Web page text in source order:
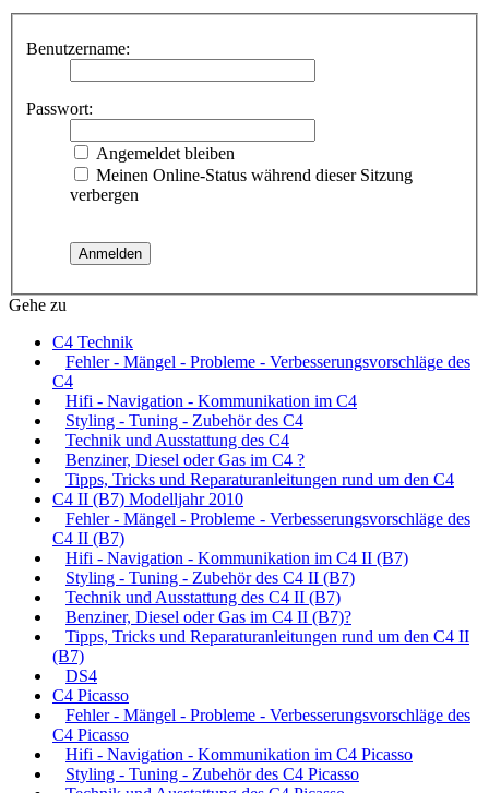
Benutzername:
Passwort:
Angemeldet bleiben
Meinen Online-Status während dieser Sitzung
verbergen
Gehe zu
C4 Technik
Fehler - Mängel - Probleme - Verbesserungsvorschläge des
C4
Hifi - Navigation - Kommunikation im C4
Styling - Tuning - Zubehör des C4
Technik und Ausstattung des C4
Benziner, Diesel oder Gas im C4 ?
Tipps, Tricks und Reparaturanleitungen rund um den C4
C4 II (B7) Modelljahr 2010
Fehler - Mängel - Probleme - Verbesserungsvorschläge des
C4 II (B7)
Hifi - Navigation - Kommunikation im C4 II (B7)
Styling - Tuning - Zubehör des C4 II (B7)
Technik und Ausstattung des C4 II (B7)
Benziner, Diesel oder Gas im C4 II (B7)?
Tipps, Tricks und Reparaturanleitungen rund um den C4 II
(B7)
DS4
C4 Picasso
Fehler - Mängel - Probleme - Verbesserungsvorschläge des
C4 Picasso
Hifi - Navigation - Kommunikation im C4 Picasso
Styling - Tuning - Zubehör des C4 Picasso